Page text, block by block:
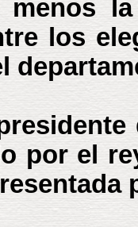
los
por el